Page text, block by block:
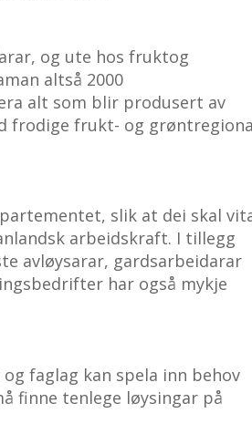
og ute hos fruktog
altså 2000
alt som blir produsert av
frodige frukt- og
slik at dei skal
arbeidskraft. I tillegg
avløysarar, gardsarbeidarar
har også mykje
faglag kan spela inn behov
finne tenlege løysingar på